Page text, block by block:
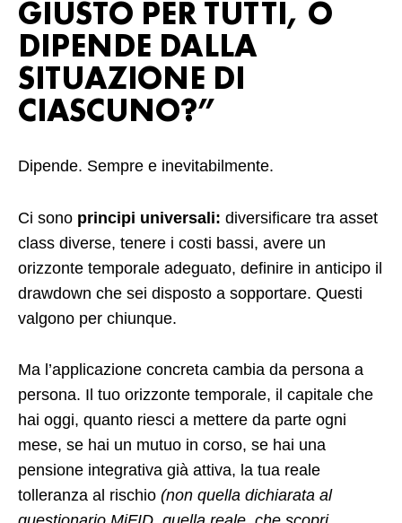
GIUSTO PER TUTTI, O
DIPENDE DALLA
SITUAZIONE DI
CIASCUNO?”
Dipende. Sempre e inevitabilmente.
Ci sono principi universali: diversificare tra asset
class diverse, tenere i costi bassi, avere un
orizzonte temporale adeguato, definire in anticipo il
drawdown che sei disposto a sopportare. Questi
valgono per chiunque.
Ma l’applicazione concreta cambia da persona a
persona. Il tuo orizzonte temporale, il capitale che
hai oggi, quanto riesci a mettere da parte ogni
mese, se hai un mutuo in corso, se hai una
pensione integrativa già attiva, la tua reale
tolleranza al rischio (non quella dichiarata al